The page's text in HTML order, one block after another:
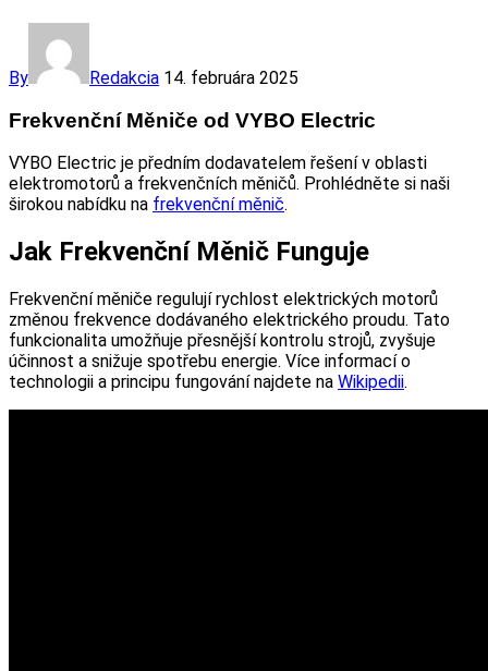
By Redakcia 14. februára 2025
Frekvenční Měniče od VYBO Electric
VYBO Electric je předním dodavatelem řešení v oblasti
elektromotorů a frekvenčních měničů. Prohlédněte si naši
širokou nabídku na frekvenční měnič.
Jak Frekvenční Měnič Funguje
Frekvenční měniče regulují rychlost elektrických motorů
změnou frekvence dodávaného elektrického proudu. Tato
funkcionalita umožňuje přesnější kontrolu strojů, zvyšuje
účinnost a snižuje spotřebu energie. Více informací o
technologii a principu fungování najdete na Wikipedii.